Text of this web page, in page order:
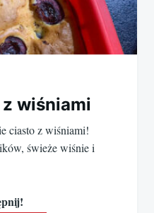
wiśniami
ciasto z wiśniami!
świeże wiśnie i